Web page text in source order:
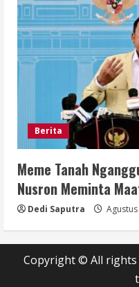
Berita
Meme Tanah
Nusron Meminta
Dedi Saputra
Copyright © All rights